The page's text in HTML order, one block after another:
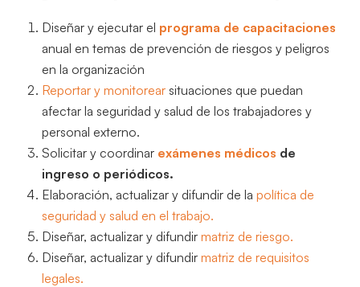
Diseñar y ejecutar el programa de capacitaciones
anual en temas de prevención de riesgos y peligros
en la organización
Reportar y monitorear situaciones que puedan
afectar la seguridad y salud de los trabajadores y
personal externo.
Solicitar y coordinar exámenes médicos de
ingreso o periódicos.
Elaboración, actualizar y difundir de lapolítica de
seguridad y salud en el trabajo.
Diseñar, actualizar y difundirmatriz de riesgo.
Diseñar, actualizar y difundirmatriz de requisitos
legales.